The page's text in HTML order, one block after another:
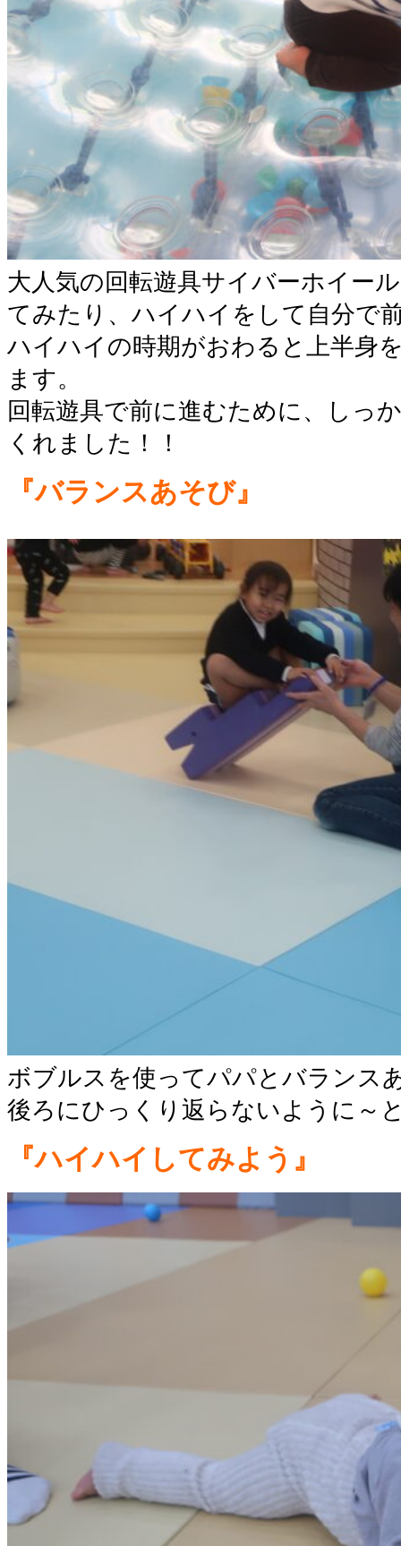
大人気の回転遊具サイバーホイー
てみたり、ハイハイをして自分で
ハイハイの時期がおわると上半身
ます。
回転遊具で前に進むために、しっ
くれました！！
『バランスあそび』
ボブルスを使ってパパとバランス
後ろにひっくり返らないように～
『ハイハイしてみよう』